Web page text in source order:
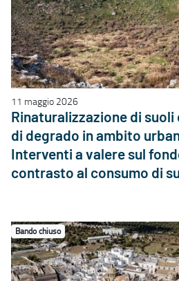
11 maggio 2026
Rinaturalizzazione di
di degrado in ambito
Interventi a valere sul
contrasto al consumo di
Bando chiuso